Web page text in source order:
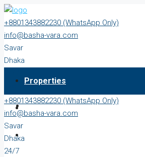
+8801343882230 (WhatsApp Only)
info@basha-vara.com
Savar
Dhaka
EverydayProperties
About
+8801343882230 (WhatsApp Only)
info@basha-vara.com
Savar
Dhaka
24/7